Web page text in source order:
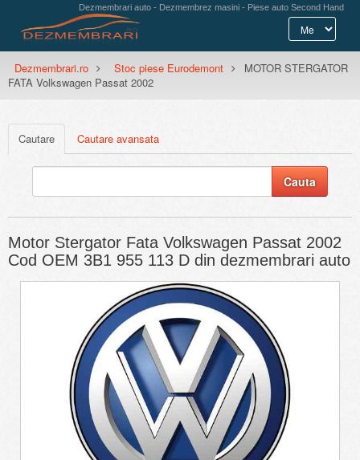
Dezmembrari auto - Dezmembrez masini - Piese auto Second Hand
Dezmembrari.ro Stoc piese Eurodemont
MOTOR STERGATOR
FATA Volkswagen Passat 2002
Cautare Cautare avansata
Motor Stergator Fata Volkswagen Passat 2002
Cod OEM 3B1 955 113 D din dezmembrari auto